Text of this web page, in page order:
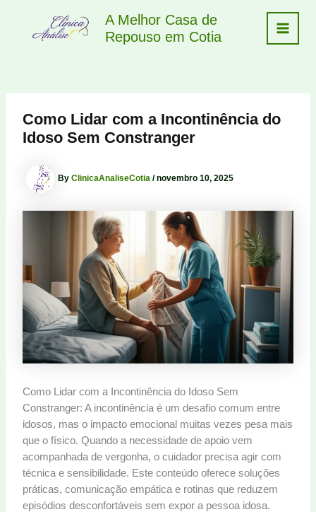
content
A Melhor Casa de
Repouso em Cotia
Main
Como Lidar com a Incontinência do
Idoso Sem Constranger
By ClinicaAnaliseCotia /novembro 10, 2025
Como Lidar com a Incontinência do Idoso Sem
Constranger: A incontinência é um desafio comum entre
idosos, mas o impacto emocional muitas vezes pesa mais
que o físico. Quando a necessidade de apoio vem
acompanhada de vergonha, o cuidador precisa agir com
técnica e sensibilidade. Este conteúdo oferece soluções
práticas, comunicação empática e rotinas que reduzem
episódios desconfortáveis sem expor a pessoa idosa.